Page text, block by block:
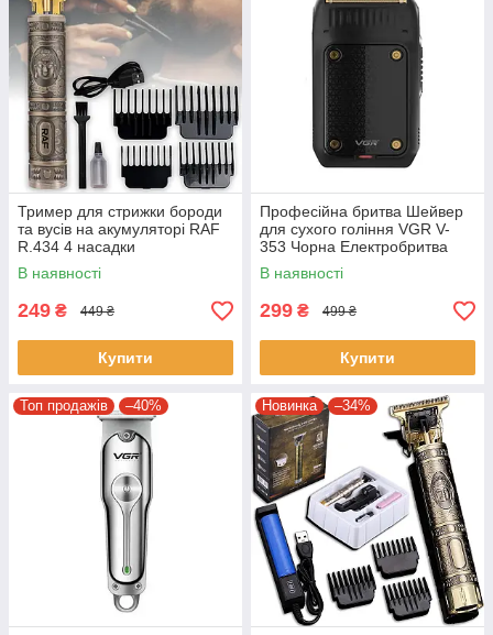
Тример для стрижки бороди
та вусів на акумуляторі RAF
R.434 4 насадки
В наявності
249 ₴ 449 ₴
Купити
Професійна бритва Шейвер
для сухого гоління VGR V-
353 Чорна Електробритва
портативна чоловіча
В наявності
299 ₴ 499 ₴
Купити
Топ продажів –40% Новинка –34%